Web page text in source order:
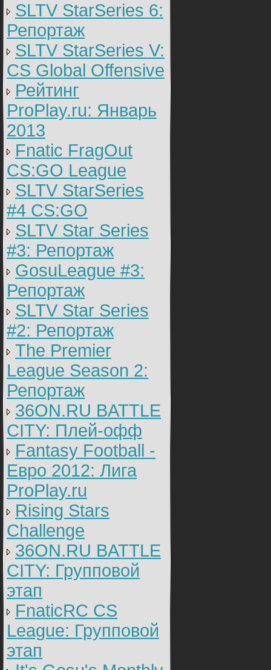
SLTV StarSeries 6:
Репортаж
SLTV StarSeries V:
CS Global Offensive
Рейтинг
ProPlay.ru: Январь
2013
Fnatic FragOut
CS:GO League
SLTV StarSeries
#4 CS:GO
SLTV Star Series
#3: Репортаж
GosuLeague #3:
Репортаж
SLTV Star Series
#2: Репортаж
The Premier
League Season 2:
Репортаж
36ON.RU BATTLE
CITY: Плей-офф
Fantasy Football -
Евро 2012: Лига
ProPlay.ru
Rising Stars
Challenge
36ON.RU BATTLE
CITY: Групповой
этап
FnaticRC CS
League: Групповой
этап